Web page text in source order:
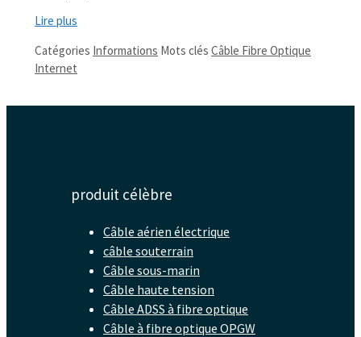
Lire plus
Catégories Informations Mots clés Câble Fibre Optique
Internet
produit célèbre
Câble aérien électrique
câble souterrain
Câble sous-marin
Câble haute tension
Câble ADSS à fibre optique
Câble à fibre optique OPGW